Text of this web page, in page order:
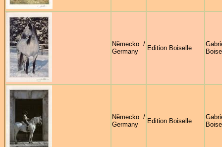
Německo /
Germany
Edition Boiselle
Německo /
Germany
Edition Boiselle